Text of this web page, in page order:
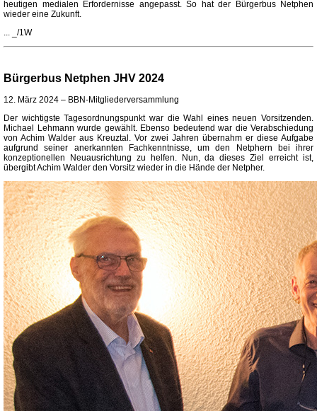
heutigen medialen Erfordernisse angepasst. So hat der Bürgerbus Netphen
wieder eine Zukunft.
... _/1W
Bürgerbus Netphen JHV 2024
12. März 2024 – BBN-Mitgliederversammlung
Der wichtigste Tagesordnungspunkt war die Wahl eines neuen Vorsitzenden.
Michael Lehmann wurde gewählt. Ebenso bedeutend war die Verabschiedung
von Achim Walder aus Kreuztal. Vor zwei Jahren übernahm er diese Aufgabe
aufgrund seiner anerkannten Fachkenntnisse, um den Netphern bei ihrer
konzeptionellen Neuausrichtung zu helfen. Nun, da dieses Ziel erreicht ist,
übergibt Achim Walder den Vorsitz wieder in die Hände der Netpher.